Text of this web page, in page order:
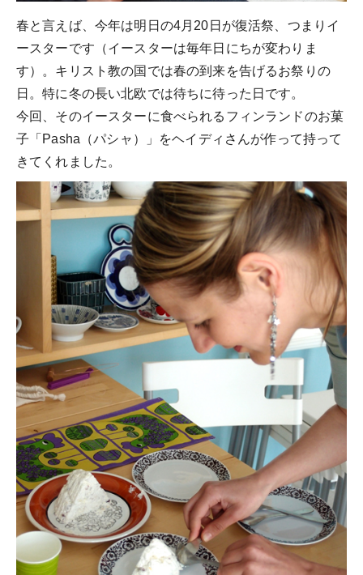
春と言えば、今年は明日の4月20日が復活祭、つまりイ
ースターです（イースターは毎年日にちが変わりま
す）。キリスト教の国では春の到来を告げるお祭りの
日。特に冬の長い北欧では待ちに待った日です。
今回、そのイースターに食べられるフィンランドのお菓
子「Pasha（パシャ）」をヘイディさんが作って持って
きてくれました。